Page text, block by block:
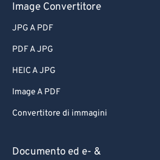
Image Convertitore
JPG A PDF
PDF A JPG
HEIC A JPG
Image A PDF
Convertitore di immagini
Documento ed e- &